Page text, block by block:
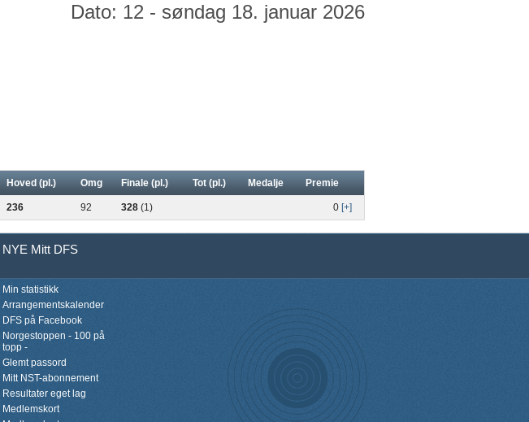
Dato: 12 - søndag 18. januar 2026
Hoved (pl.) Omg Finale (pl.) Tot (pl.) Medalje Premie
236 92 328 (1) 0 [+]
NYE Mitt DFS
Min statistikk
Arrangementskalender
DFS på Facebook
Norgestoppen - 100 på
topp -
Glemt passord
Mitt NST-abonnement
Resultater eget lag
Medlemskort